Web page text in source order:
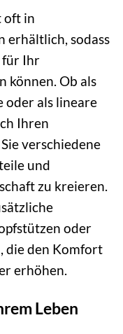
oft in
erhältlich, sodass
für Ihr
können. Ob als
oder als lineare
Ihren
verschiedene
und
zu kreieren.
oder
die den Komfort
erhöhen.
Leben